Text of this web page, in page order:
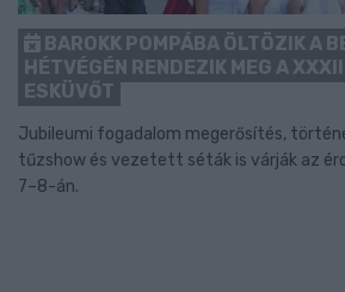
BAROKK POMPÁBA ÖLTÖZIK A
HÉTVÉGÉN RENDEZIK MEG A
ESKÜVŐT
Jubileumi fogadalom megerősítés,
tűzshow és vezetett séták is várják az
7–8-án.